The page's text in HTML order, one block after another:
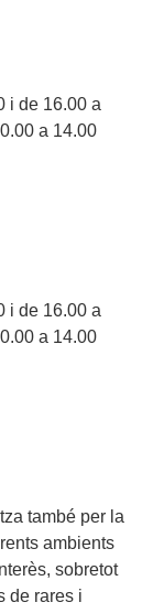
i de 16.00 a
a 14.00
i de 16.00 a
a 14.00
també per la
ambients
sobretot
de rares i